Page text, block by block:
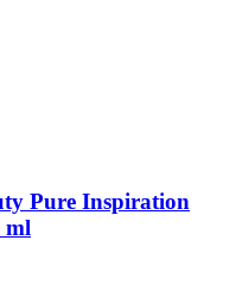
Pure Inspiration
ml